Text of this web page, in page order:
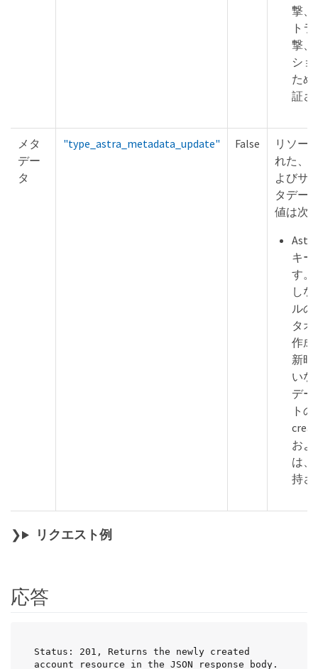
撃、
ト
撃、
シ
ため
証さ
メタ
デー
タ
"type_astra_metadata_update" False
リソー
れた、
よびサ
タデー
値は次
キー
す。
し
ルの
タ
作成
新時
いな
デー
ト
およ
は、
持さ
リクエスト例
応答
Status: 201, Returns the newly created
account resource in the JSON response body.